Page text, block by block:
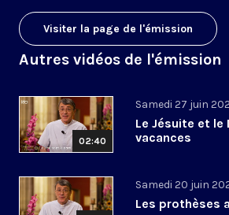
Visiter la page de l'émission
Autres vidéos de l'émission
02:40
Samedi 27 juin
Le Jésuite et le
vacances
Samedi 20 juin
Les prothèses